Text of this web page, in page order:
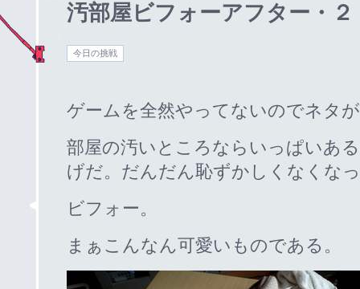
汚部屋ビフォーアフター・２
今日の挑戦
ゲームを全然やってないのでネタ
部屋の汚いところならいっぱいあ
げだ。だんだん恥ずかしくなくな
ビフォー。
まぁこんなん可愛いものである。